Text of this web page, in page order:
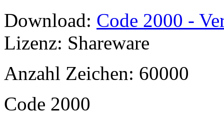
Download: Code 2000 -
Lizenz: Shareware
Anzahl Zeichen: 60000
Code 2000